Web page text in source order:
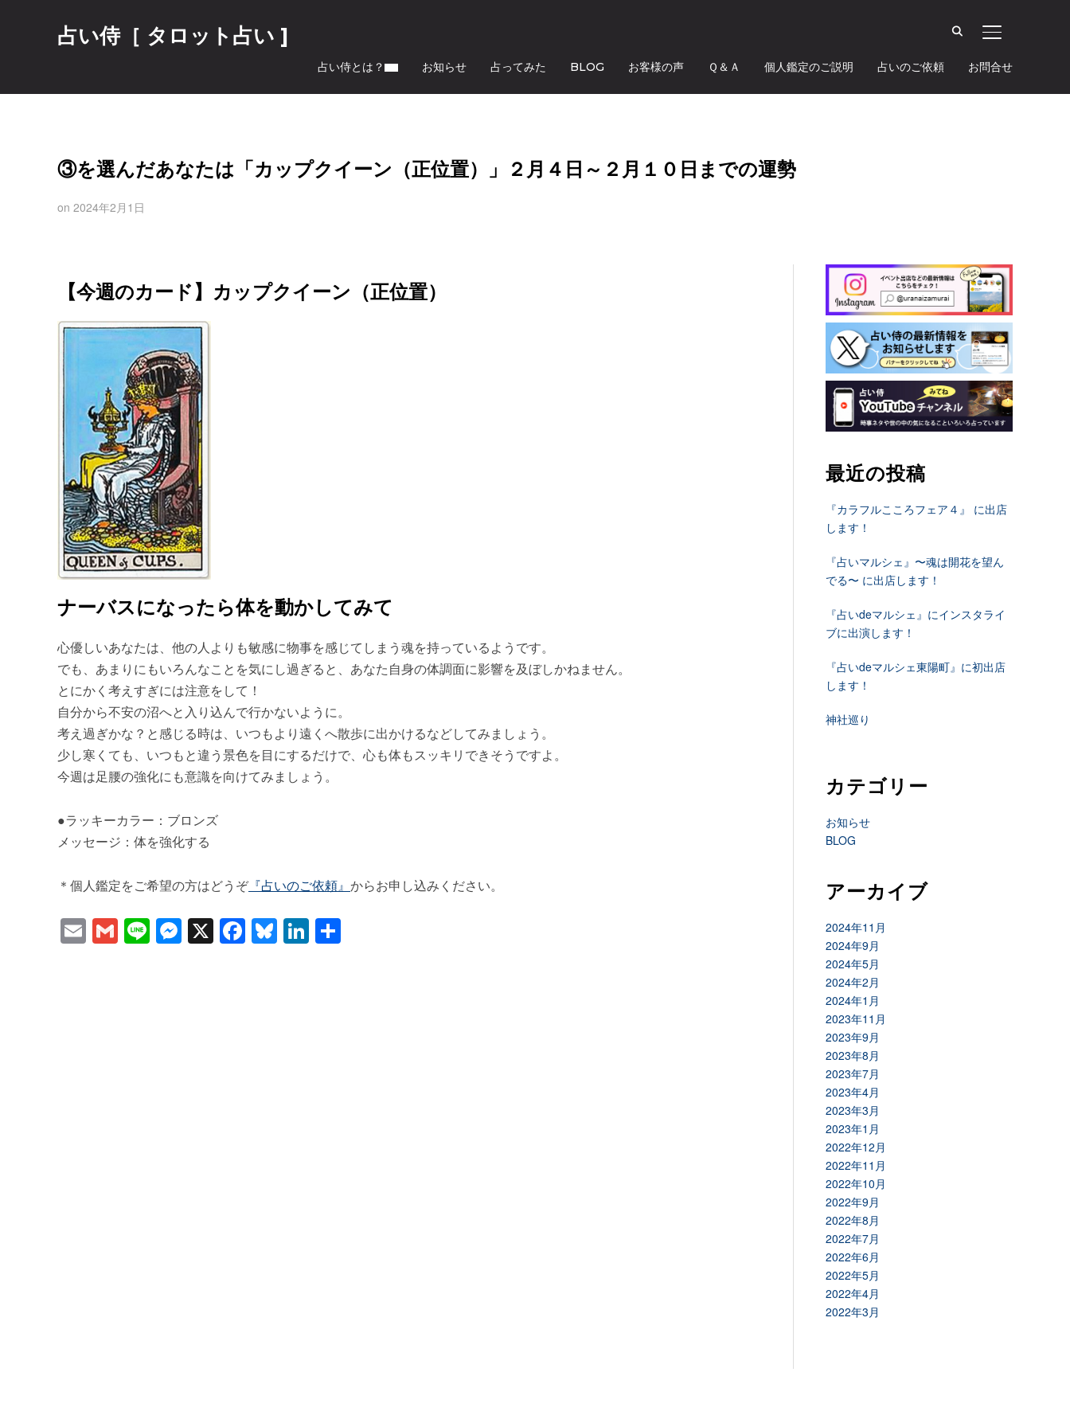
占い侍［ タロット占い ] サイドバーと
占い侍とは？ お知らせ 占ってみた BLOG お客様の声 Ｑ＆Ａ 個人鑑定のご説明 占いのご依頼 お問合せ
③を選んだあなたは「カップクイーン（正位置）」２月４日～２月１０日までの運勢
on 2024年2月1日
【今週のカード】カップクイーン（正位置）
ナーバスになったら体を動かしてみて
心優しいあなたは、他の人よりも敏感に物事を感じてしまう魂を持っているようです。
でも、あまりにもいろんなことを気にし過ぎると、あなた自身の体調面に影響を及ぼしかねません。
とにかく考えすぎには注意をして！
自分から不安の沼へと入り込んで行かないように。
考え過ぎかな？と感じる時は、いつもより遠くへ散歩に出かけるなどしてみましょう。
少し寒くても、いつもと違う景色を目にするだけで、心も体もスッキリできそうですよ。
今週は足腰の強化にも意識を向けてみましょう。
●ラッキーカラー：ブロンズ
メッセージ：体を強化する
＊個人鑑定をご希望の方はどうぞ『占いのご依頼』 からお申し込みください。
EmailGmail
LineMessenger
X Facebook
BlueskyLinkedIn
最近の投稿
『カラフルこころフェア４』 に出店
します！
『占いマルシェ』〜魂は開花を望ん
でる〜 に出店します！
『占いdeマルシェ』にインスタライ
ブに出演します！
『占いdeマルシェ東陽町』に初出店
します！
神社巡り
カテゴリー
お知らせ
BLOG
アーカイブ
2024年11月
2024年9月
2024年5月
2024年2月
2024年1月
2023年11月
2023年9月
2023年8月
2023年7月
2023年4月
2023年3月
2023年1月
2022年12月
2022年11月
2022年10月
2022年9月
2022年8月
2022年7月
2022年6月
2022年5月
2022年4月
2022年3月